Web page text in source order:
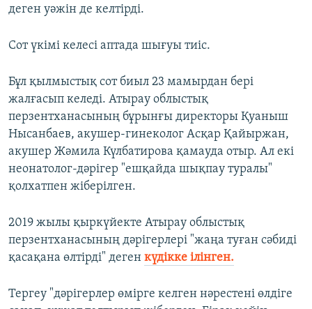
деген уәжін де келтірді.
Сот үкімі келесі аптада шығуы тиіс.
Бұл қылмыстық сот биыл 23 мамырдан бері
жалғасып келеді. Атырау облыстық
перзентханасының бұрынғы директоры Қуаныш
Нысанбаев, акушер-гинеколог Асқар Қайыржан,
акушер Жәмила Күлбатирова қамауда отыр. Ал екі
неонатолог-дәрігер "ешқайда шықпау туралы"
қолхатпен жіберілген.
2019 жылы қыркүйекте Атырау облыстық
перзентханасының дәрігерлері "жаңа туған сәбиді
қасақана өлтірді" деген күдікке ілінген.
Тергеу "дәрігерлер өмірге келген нәрестені өлдіге